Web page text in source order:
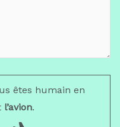
êtes humain en
l’avion.